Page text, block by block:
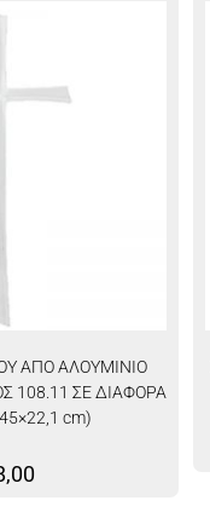
ΑΠΟ ΑΛΟΥΜΙΝΙΟ
108.11 ΣΕ ΔΙΑΦΟΡΑ
cm)